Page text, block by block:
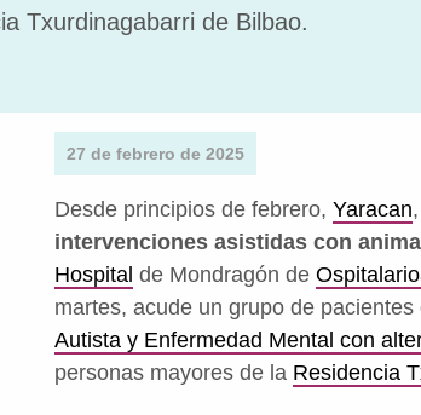
Txurdinagabarri de Bilbao.
27 de febrero de 2025
Desde principios de febrero, Yaracan
intervenciones asistidas con
Hospital de Mondragón de
martes, acude un grupo de pacientes
Autista y Enfermedad Mental con
personas mayores de la Residencia